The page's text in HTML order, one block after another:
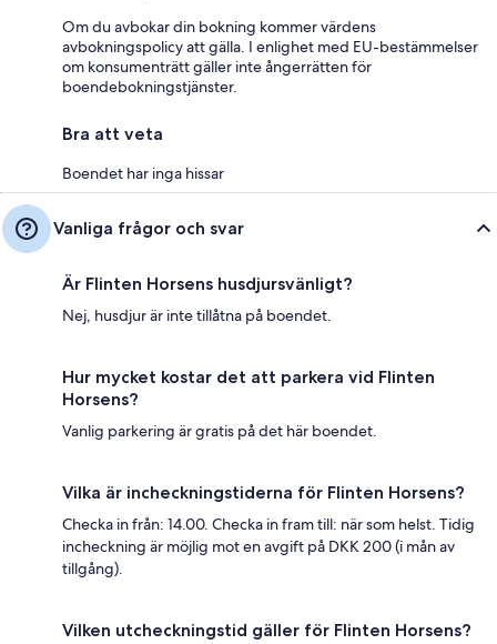
Om du avbokar din bokning kommer värdens
avbokningspolicy att gälla. I enlighet med EU-bestämmelser
om konsumenträtt gäller inte ångerrätten för
boendebokningstjänster.
Bra att veta
Boendet har inga hissar
Vanliga frågor och svar
Är Flinten Horsens husdjursvänligt?
Nej, husdjur är inte tillåtna på boendet.
Hur mycket kostar det att parkera vid Flinten
Horsens?
Vanlig parkering är gratis på det här boendet.
Vilka är incheckningstiderna för Flinten Horsens?
Checka in från: 14.00. Checka in fram till: när som helst. Tidig
incheckning är möjlig mot en avgift på DKK 200 (i mån av
tillgång).
Vilken utcheckningstid gäller för Flinten Horsens?